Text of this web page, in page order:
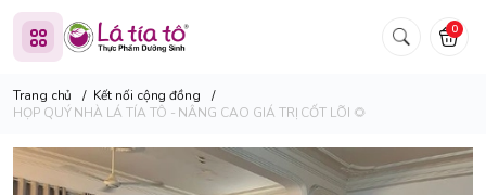
0
Trang chủ / Kết nối cộng đồng
/
HỌP QUÝ NHÀ LÁ TÍA TÔ - NÂNG CAO GIÁ TRỊ CỐT LÕI 🌻